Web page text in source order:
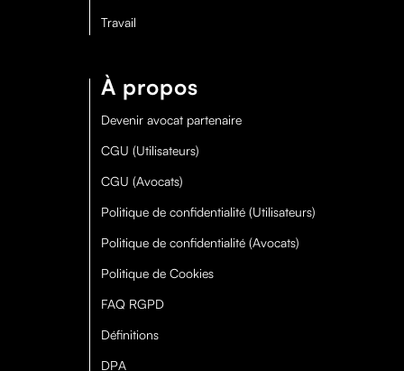
Travail
À propos
Devenir avocat partenaire
CGU (Utilisateurs)
CGU (Avocats)
Politique de confidentialité (Utilisateurs)
Politique de confidentialité (Avocats)
Politique de Cookies
FAQ RGPD
Définitions
DPA